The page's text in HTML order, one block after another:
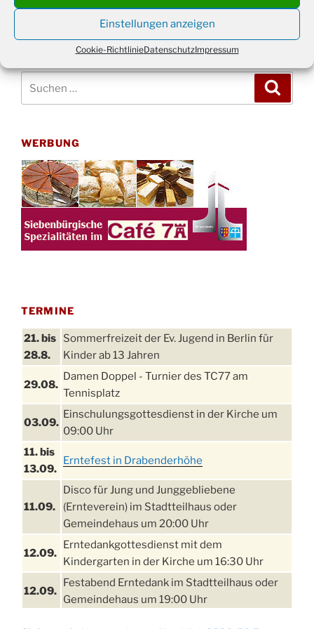
Einstellungen anzeigen
Cookie-RichtlinieDatenschutzImpressum
Juni 2026
Suchen
nach:
WERBUNG
TERMINE
21. bis
28.8.
Sommerfreizeit der Ev. Jugend in Berlin für
Kinder ab 13 Jahren
29.08.
Damen Doppel - Turnier des TC77 am
Tennisplatz
03.09.
Einschulungsgottesdienst in der Kirche um
09:00 Uhr
11. bis
13.09.
Erntefest in Drabenderhöhe
11.09.
Disco für Jung und Junggebliebene
(Ernteverein) im Stadtteilhaus oder
Gemeindehaus um 20:00 Uhr
12.09.
Erntedankgottesdienst mit dem
Kindergarten in der Kirche um 16:30 Uhr
12.09.
Festabend Erntedank im Stadtteilhaus oder
Gemeindehaus um 19:00 Uhr